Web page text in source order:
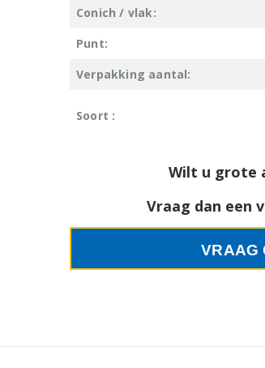
Conich / vlak:
Punt:
Verpakking aantal:
Soort :
Wilt u grote
Vraag dan een
VRAAG